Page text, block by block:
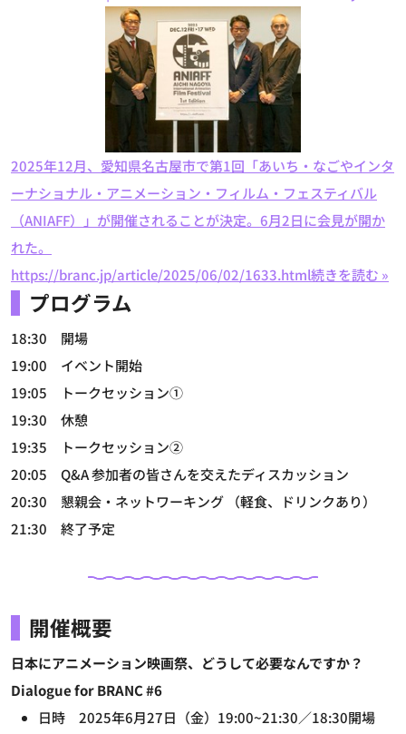
2025年12月、愛知県名古屋市で第1回「あいち・なごやインタ
ーナショナル・アニメーション・フィルム・フェスティバル
（ANIAFF）」が開催されることが決定。6月2日に会見が開か
れた。
https://branc.jp/article/2025/06/02/1633.html続きを読む »
プログラム
18:30 開場
19:00 イベント開始
19:05 トークセッション①
19:30 休憩
19:35 トークセッション②
20:05 Q&A 参加者の皆さんを交えたディスカッション
20:30 懇親会・ネットワーキング （軽食、ドリンクあり）
21:30 終了予定
開催概要
日本にアニメーション映画祭、どうして必要なんですか？
Dialogue for BRANC #6
日時 2025年6月27日（金）19:00~21:30／18:30開場